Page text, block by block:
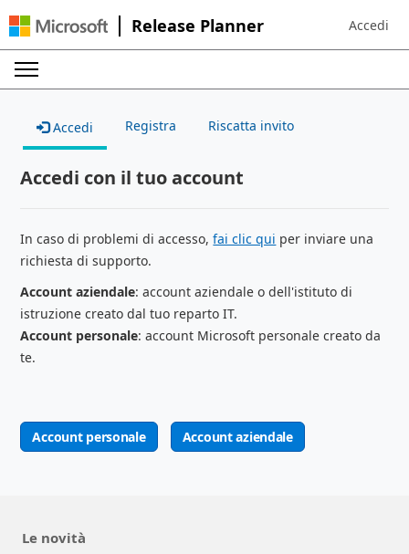
Release Planner Sign in to
Accedi
Accedi Registra Riscatta invito
Accedi con il tuo account
In caso di problemi di accesso,fai clic qui per inviare una
richiesta di supporto.
Account aziendale: account aziendale o dell'istituto di
istruzione creato dal tuo reparto IT.
Account personale: account Microsoft personale creato da
te.
Account personale Account aziendale
Le novità